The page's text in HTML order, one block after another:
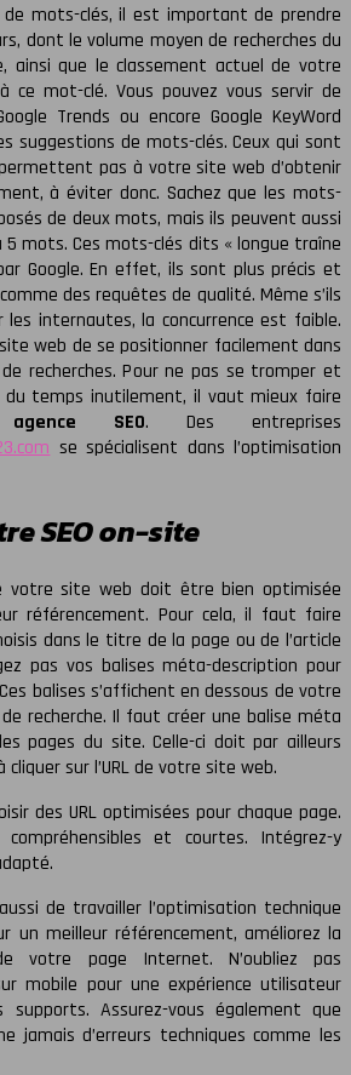
mots-clés, il est important de prendre
dont le volume moyen de recherches du
ainsi que le classement actuel de votre
mot-clé. Vous pouvez vous servir de
Trends ou encore Google KeyWord
suggestions de mots-clés. Ceux qui sont
pas à votre site web d’obtenir
à éviter donc. Sachez que les mots-
de deux mots, mais ils peuvent aussi
mots. Ces mots-clés dits « longue traîne
Google. En effet, ils sont plus précis et
des requêtes de qualité. Même s’ils
internautes, la concurrence est faible.
web de se positionner facilement dans
recherches. Pour ne pas se tromper et
du temps inutilement, il vaut mieux faire
agence SEO. Des entreprises
se spécialisent dans l’optimisation
SEO on-site
votre site web doit être bien optimisée
référencement. Pour cela, il faut faire
dans le titre de la page ou de l’article
pas vos balises méta-description pour
balises s’affichent en dessous de votre
recherche. Il faut créer une balise méta
pages du site. Celle-ci doit par ailleurs
sur l’URL de votre site web.
des URL optimisées pour chaque page.
et courtes. Intégrez-y
de travailler l’optimisation technique
un meilleur référencement, améliorez la
votre page Internet. N’oubliez pas
mobile pour une expérience utilisateur
Assurez-vous également que
jamais d’erreurs techniques comme les